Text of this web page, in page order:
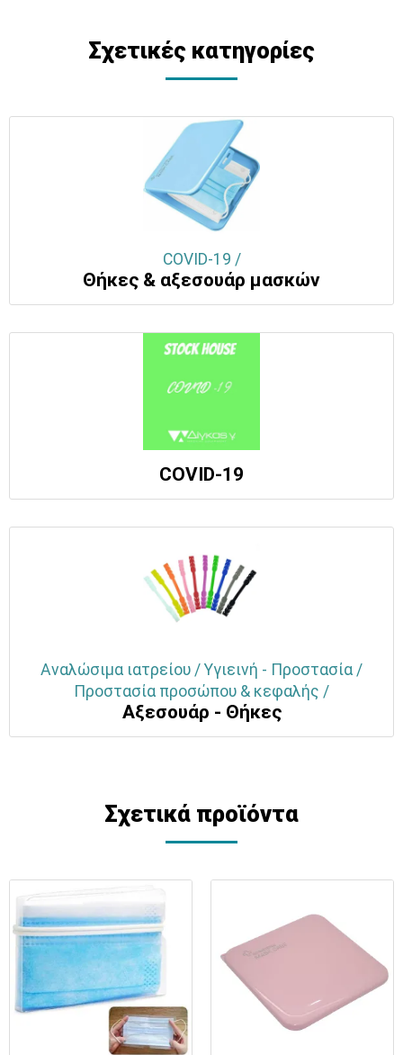
Σχετικές κατηγορίες
COVID-19 /
Θήκες & αξεσουάρ μασκών
COVID-19
Αναλώσιμα ιατρείου / Υγιεινή - Προστασία /
Προστασία προσώπου & κεφαλής /
Αξεσουάρ - Θήκες
Σχετικά προϊόντα